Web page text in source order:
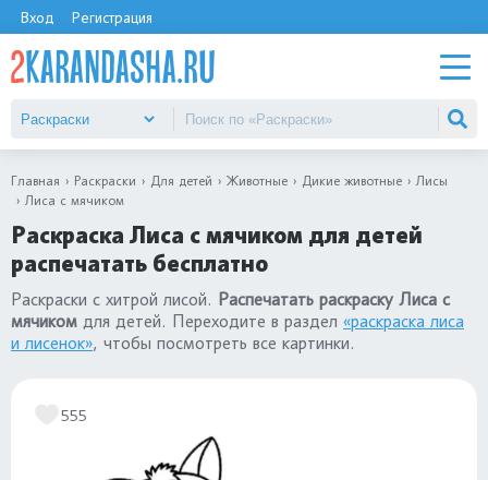
Вход Регистрация
Главная Раскраски Для детей Животные Дикие животные
Лисы
Лиса с мячиком
Раскраска Лиса с мячиком для детей
распечатать бесплатно
Раскраски с хитрой лисой. Распечатать раскраску Лиса с
мячиком для детей. Переходите в раздел «раскраска лиса
и лисенок», чтобы посмотреть все картинки.
555